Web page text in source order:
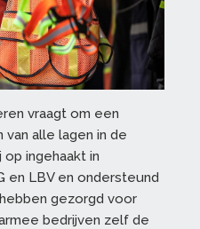
vraagt om een
van alle lagen in de
op ingehaakt in
en LBV en ondersteund
gezorgd voor
bedrijven zelf de